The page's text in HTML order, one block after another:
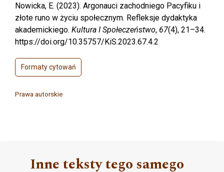
Nowicka, E. (2023). Argonauci zachodniego Pacyfiku i
złote runo w życiu społecznym. Refleksje dydaktyka
akademickiego. Kultura I Społeczeństwo, 67(4), 21–34.
https://doi.org/10.35757/KiS.2023.67.4.2
Formaty cytowań
Prawa autorskie
Inne teksty tego samego